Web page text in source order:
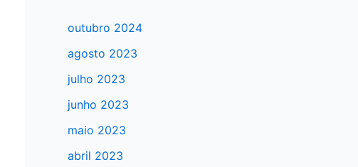
u
a
r
p
o
outubro 2024
agosto 2023
julho 2023
junho 2023
maio 2023
abril 2023